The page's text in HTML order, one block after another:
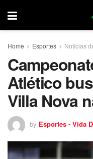
Home Esportes Notícias
Atlético
Villa Nova
by Esportes - Vida